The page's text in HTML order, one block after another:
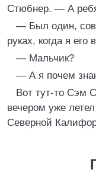
Стюбнер. — А
— Был один,
руках, когда я его
— Мальчик?
— А я почем
Вот тут-то Сэм
вечером уже
Северной